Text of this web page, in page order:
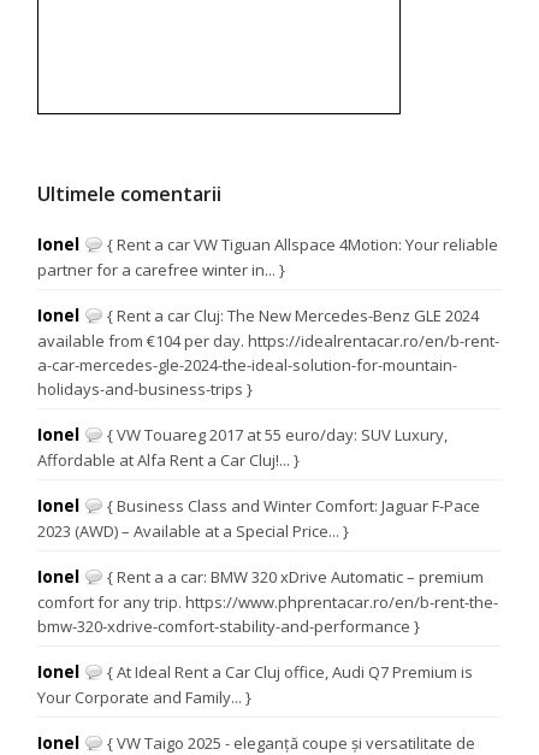
Ultimele comentarii
Ionel
{ Rent a car VW Tiguan Allspace 4Motion: Your reliable
partner for a carefree winter in... }
Ionel
{ Rent a car Cluj: The New Mercedes-Benz GLE 2024
available from €104 per day. https://idealrentacar.ro/en/b-rent-
a-car-mercedes-gle-2024-the-ideal-solution-for-mountain-
holidays-and-business-trips }
Ionel
{ VW Touareg 2017 at 55 euro/day: SUV Luxury,
Affordable at Alfa Rent a Car Cluj!... }
Ionel
{ Business Class and Winter Comfort: Jaguar F-Pace
2023 (AWD) – Available at a Special Price... }
Ionel
{ Rent a a car: BMW 320 xDrive Automatic – premium
comfort for any trip. https://www.phprentacar.ro/en/b-rent-the-
bmw-320-xdrive-comfort-stability-and-performance }
Ionel
{ At Ideal Rent a Car Cluj office, Audi Q7 Premium is
Your Corporate and Family... }
Ionel
{ VW Taigo 2025 - eleganță coupe și versatilitate de